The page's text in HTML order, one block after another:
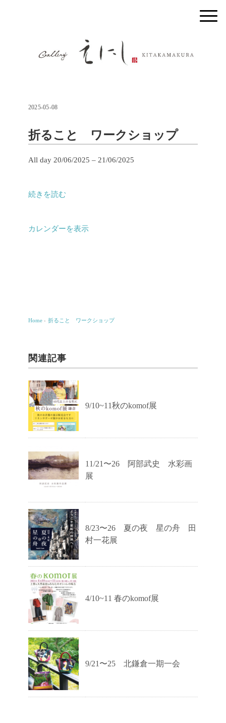
2025-05-08
折ること ワークショップ
と
ワ
プ
All day 20/06/2025 – 21/06/2025
続きを読む
カレンダーを表示
Home › 折ること ワークショップ
関連記事
9/10~11秋のkomof展
11/21〜26 阿部武史 水彩画
展
8/23〜26 夏の夜 星の舟 田
村一花展
4/10~11 春のkomof展
9/21〜25 北鎌倉一期一会